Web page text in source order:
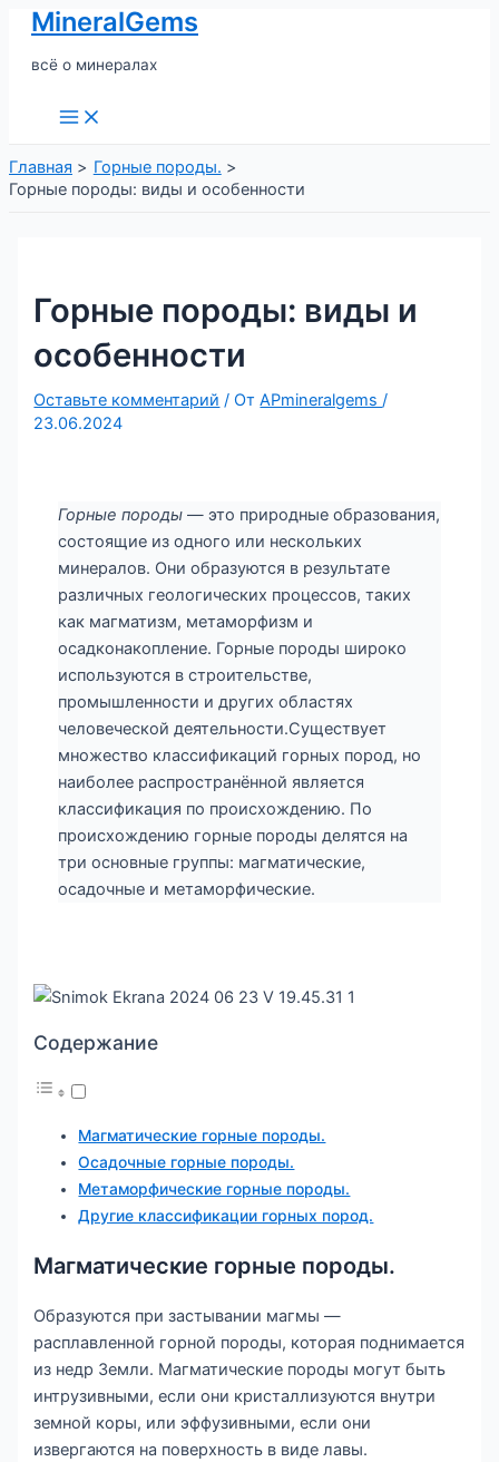
Перейти
содержимому
MineralGems
всё о минералах
Main
Menu
Главная
Горные породы.
Горные породы: виды и особенности
Горные породы: виды и
особенности
Оставьте комментарий / ОтAPmineralgems/
23.06.2024
Горные породы — это природные образования,
состоящие из одного или нескольких
минералов. Они образуются в результате
различных геологических процессов, таких
как магматизм, метаморфизм и
осадконакопление. Горные породы широко
используются в строительстве,
промышленности и других областях
человеческой деятельности.Существует
множество классификаций горных пород, но
наиболее распространённой является
классификация по происхождению. По
происхождению горные породы делятся на
три основные группы: магматические,
осадочные и метаморфические.
Содержание
Магматические горные породы.
Осадочные горные породы.
Метаморфические горные породы.
Другие классификации горных пород.
Магматические горные породы.
Образуются при застывании магмы —
расплавленной горной породы, которая поднимается
из недр Земли. Магматические породы могут быть
интрузивными, если они кристаллизуются внутри
земной коры, или эффузивными, если они
извергаются на поверхность в виде лавы.